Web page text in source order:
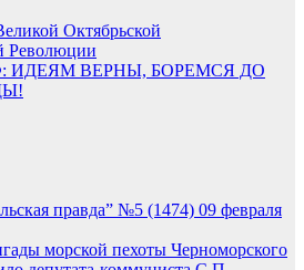
Октябрьской
Революции
ИДЕЯМ ВЕРНЫ, БОРЕМСЯ ДО
правда” №5 (1474) 09 февраля
морской пехоты Черноморского